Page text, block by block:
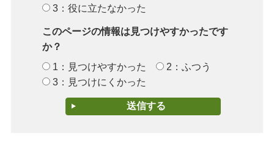
3：役に立たなかった
このページの情報は見つけやすかったです
か？
1：見つけやすかった
2：ふつう
3：見つけにくかった